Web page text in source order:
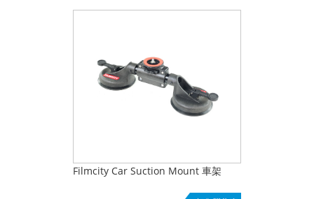
Filmcity Car Suction Mount 車架